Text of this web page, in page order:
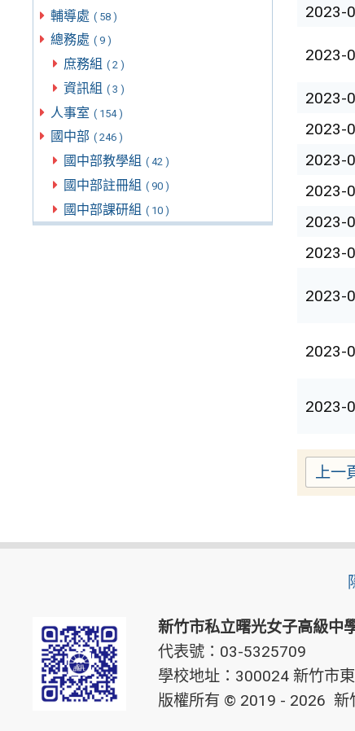
輔導處 ( 58 )
總務處 ( 9 )
庶務組 ( 2 )
資訊組 ( 3 )
人事室 ( 154 )
國中部 ( 246 )
國中部教學組 ( 42 )
國中部註冊組 ( 90 )
國中部課研組 ( 10 )
2023-
2023-
2023-
2023-
2023-
2023-
2023-
2023-
2023-
2023-
2023-
上一
新竹市私立曙光女子高級中
代表號：03-5325709
學校地址：300024 新竹市
版權所有 © 2019 - 2026 新